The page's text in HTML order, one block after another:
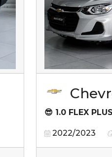
😎 1.0 FLEX
2022/2023